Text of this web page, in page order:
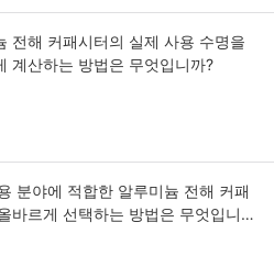
전해 커패시터의 실제 사용 수명을
계산하는 방법은 무엇입니까?
분야에 적합한 알루미늄 전해 커패
바르게 선택하는 방법은 무엇입니